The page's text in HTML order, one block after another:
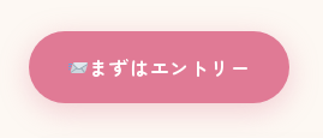
まずはエントリー